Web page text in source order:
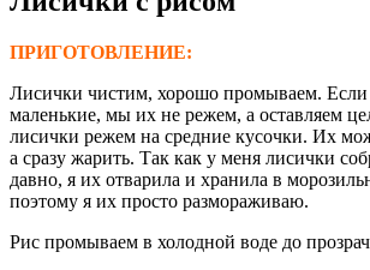
ПРИГОТОВЛЕНИЕ:
Лисички чистим, хорошо промываем. Если
маленькие, мы их не режем, а оставляем
лисички режем на средние кусочки. Их
а сразу жарить. Так как у меня лисички
давно, я их отварила и хранила в
поэтому я их просто размораживаю.
Рис промываем в холодной воде до